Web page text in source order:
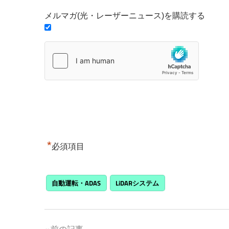
メルマガ(光・レーザーニュース)を購読する
*必須項目
自動運転・ADAS LiDARシステム